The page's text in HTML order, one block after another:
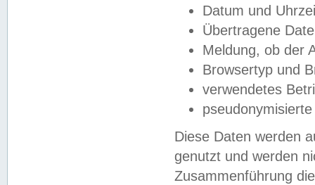
Datum und
Übertragene
Meldung, ob der
Browsertyp und
verwendetes
Diese Daten werden
genutzt und werden
Zusammenführung